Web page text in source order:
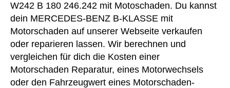
W242 B 180 246.242 mit Motoschaden. Du kannst
dein MERCEDES-BENZ B-KLASSE mit
Motorschaden auf unserer Webseite verkaufen
oder reparieren lassen. Wir berechnen und
vergleichen für dich die Kosten einer
Motorschaden Reparatur, eines Motorwechsels
oder den Fahrzeugwert eines Motorschaden-